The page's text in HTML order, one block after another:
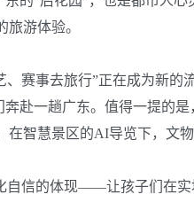
游体验。
赛事去旅行”正在成为新的
赴一趟广东。值得一提的
智慧景区的AI导览下，文
信的体现——让孩子们在实